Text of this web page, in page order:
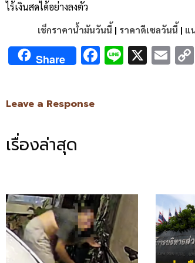
ไร้เงินสดได้อย่างลงตัว
เช็กราคาน้ำมันวันนี้ | ราคาดีเซลวันนี้ | แ
Share Facebook
Line
X
Leave a Response
เรื่องล่าสุด